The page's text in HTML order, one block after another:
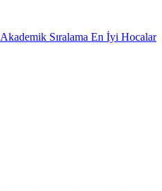
Akademik Sıralama En İyi Hocalar